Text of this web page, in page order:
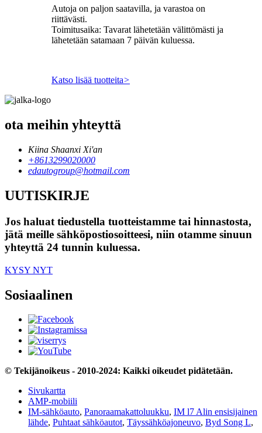
Autoja on paljon saatavilla, ja varastoa on
riittävästi.
Toimitusaika: Tavarat lähetetään välittömästi ja
lähetetään satamaan 7 päivän kuluessa.
Katso lisää tuotteita>
ota meihin yhteyttä
Kiina Shaanxi Xi'an
+8613299020000
edautogroup@hotmail.com
UUTISKIRJE
Jos haluat tiedustella tuotteistamme tai hinnastosta,
jätä meille sähköpostiosoitteesi, niin otamme sinuun
yhteyttä 24 tunnin kuluessa.
KYSY NYT
Sosiaalinen
© Tekijänoikeus - 2010-2024: Kaikki oikeudet pidätetään.
Sivukartta
AMP-mobiili
IM-sähköauto, Panoraamakattoluukku, IM l7 Alin ensisijainen
lähde, Puhtaat sähköautot, Täyssähköajoneuvo, Byd Song L,